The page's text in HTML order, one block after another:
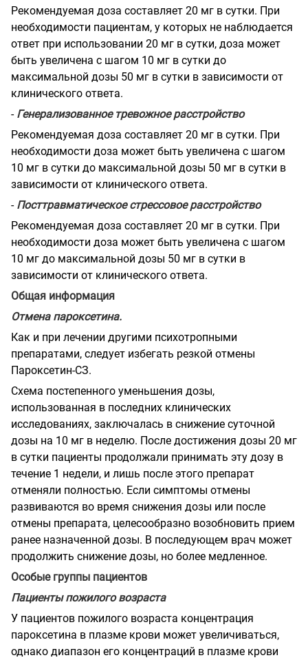
Рекомендуемая доза составляет 20 мг в сутки. При
необходимости пациентам, у которых не наблюдается
ответ при использовании 20 мг в сутки, доза может
быть увеличена с шагом 10 мг в сутки до
максимальной дозы 50 мг в сутки в зависимости от
клинического ответа.
- Генерализованное тревожное расстройство
Рекомендуемая доза составляет 20 мг в сутки. При
необходимости доза может быть увеличена с шагом
10 мг в сутки до максимальной дозы 50 мг в сутки в
зависимости от клинического ответа.
- Посттравматическое стрессовое расстройство
Рекомендуемая доза составляет 20 мг в сутки. При
необходимости доза может быть увеличена с шагом
10 мг до максимальной дозы 50 мг в сутки в
зависимости от клинического ответа.
Общая информация
Отмена пароксетина.
Как и при лечении другими психотропными
препаратами, следует избегать резкой отмены
Пароксетин-СЗ.
Схема постепенного уменьшения дозы,
использованная в последних клинических
исследованиях, заключалась в снижение суточной
дозы на 10 мг в неделю. После достижения дозы 20 мг
в сутки пациенты продолжали принимать эту дозу в
течение 1 недели, и лишь после этого препарат
отменяли полностью. Если симптомы отмены
развиваются во время снижения дозы или после
отмены препарата, целесообразно возобновить прием
ранее назначенной дозы. В последующем врач может
продолжить снижение дозы, но более медленное.
Особые группы пациентов
Пациенты пожилого возраста
У пациентов пожилого возраста концентрация
пароксетина в плазме крови может увеличиваться,
однако диапазон его концентраций в плазме крови